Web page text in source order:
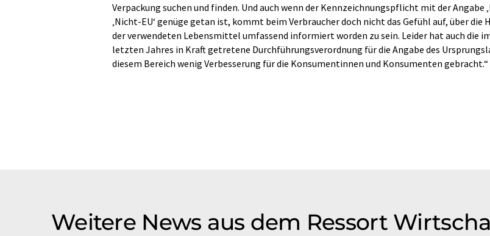
Verpackung suchen und finden. Und auch wenn der Kennzeichnungspflicht mit der Angabe
‚Nicht-EU‘ genüge getan ist, kommt beim Verbraucher doch nicht das Gefühl auf, über die
der verwendeten Lebensmittel umfassend informiert worden zu sein. Leider hat auch die
letzten Jahres in Kraft getretene Durchführungsverordnung für die Angabe des
diesem Bereich wenig Verbesserung für die Konsumentinnen und Konsumenten gebracht.“
Weitere News aus dem Ressort